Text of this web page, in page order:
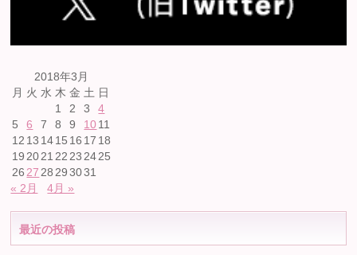
2018年3月
月 火 水 木 金 土 日
1
2 3
4
5
6 7 8 9 1011
12 13 1415 16 17 18
19 2021 22 23 2425
26 27 28 29 3031
« 2月
4月 »
最近の投稿